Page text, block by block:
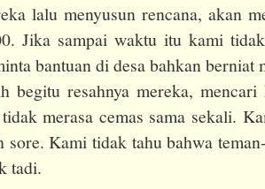
lalu menyusun rencana, akan
Jika sampai waktu itu kami
bantuan di desa bahkan
begitu resahnya mereka,
merasa cemas sama sekali.
sore. Kami tidak tahu bahwa
tadi.